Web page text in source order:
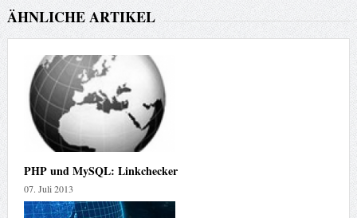
ÄHNLICHE ARTIKEL
PHP und MySQL: Linkchecker
07. Juli 2013